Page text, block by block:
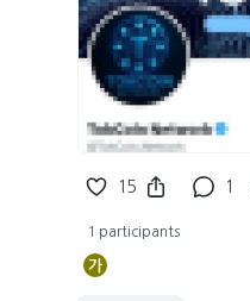
15 1
1 participants
가